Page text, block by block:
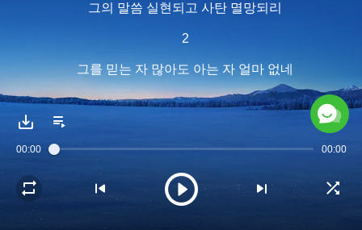
그의 말씀 실현되고 사탄 멸망되리
2
그를 믿는 자 많아도 아는 자 얼마 없네
어디를 가도 그를 증거하기 어렵네
눈물 차고 비통함에 가슴 무너지네
00:00 00:00